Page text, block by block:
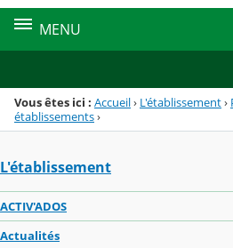
MENU
Vous êtes ici : Accueil› L'établissement›
établissements›
L'établissement
ACTIV'ADOS
Actualités